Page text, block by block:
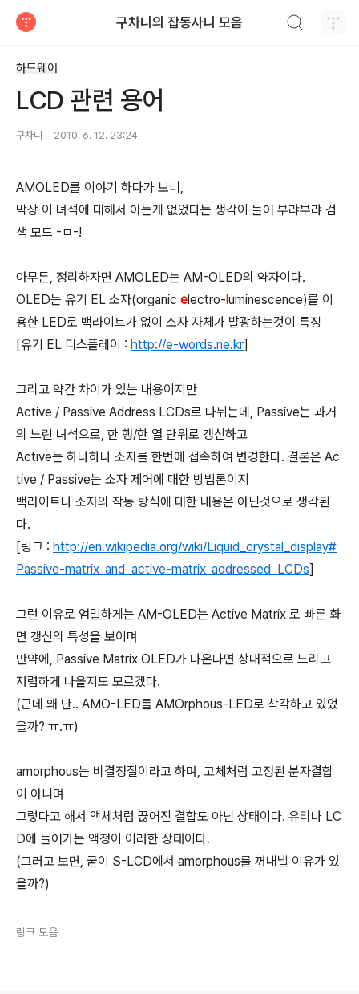
구차니의 잡동사니 모음
하드웨어
LCD 관련 용어
구차니 2010. 6. 12. 23:24
AMOLED를 이야기 하다가 보니,
막상 이 녀석에 대해서 아는게 없었다는 생각이 들어 부랴부랴 검
색 모드 -ㅁ-!
아무튼, 정리하자면 AMOLED는 AM-OLED의 약자이다.
OLED는 유기 EL 소자(organic electro-luminescence)를 이
용한 LED로 백라이트가 없이 소자 자체가 발광하는것이 특징
[유기 EL 디스플레이 : http://e-words.ne.kr]
그리고 약간 차이가 있는 내용이지만
Active / Passive Address LCDs로 나뉘는데, Passive는 과거
의 느린 녀석으로, 한 행/한 열 단위로 갱신하고
Active는 하나하나 소자를 한번에 접속하여 변경한다. 결론은 Ac
tive / Passive는 소자 제어에 대한 방법론이지
백라이트나 소자의 작동 방식에 대한 내용은 아닌것으로 생각된
다.
[링크 : http://en.wikipedia.org/wiki/Liquid_crystal_display#
Passive-matrix_and_active-matrix_addressed_LCDs]
그런 이유로 엄밀하게는 AM-OLED는 Active Matrix 로 빠른 화
면 갱신의 특성을 보이며
만약에, Passive Matrix OLED가 나온다면 상대적으로 느리고
저렴하게 나올지도 모르겠다.
(근데 왜 난.. AMO-LED를 AMOrphous-LED로 착각하고 있었
을까? ㅠ.ㅠ)
amorphous는 비결정질이라고 하며, 고체처럼 고정된 분자결합
이 아니며
그렇다고 해서 액체처럼 끊어진 결합도 아닌 상태이다. 유리나 LC
D에 들어가는 액정이 이러한 상태이다.
(그러고 보면, 굳이 S-LCD에서 amorphous를 꺼내낼 이유가 있
을까?)
링크 모음